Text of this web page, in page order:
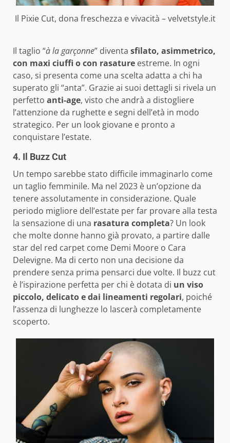
Il Pixie Cut, dona freschezza e vivacità – velvetstyle.it
Il taglio “à lagarçonne” diventa sfilato, asimmetrico,
con maxi ciuffi o con rasature estreme. In ogni
caso, si presenta come una scelta adatta a chi ha
superato gli “anta”. Grazie ai suoi dettagli si rivela un
perfetto anti-age, visto che andrà a distogliere
l’attenzione da rughette e segni dell’età in modo
strategico. Per un look giovane e pronto a
conquistare l’estate.
4. Il Buzz Cut
Un tempo sarebbe stato difficile immaginarlo come
un taglio femminile. Ma nel 2023 è un’opzione da
tenere assolutamente in considerazione. Quale
periodo migliore dell’estate per far provare alla testa
la sensazione di una rasatura completa? Un look
che molte donne hanno già provato, a partire dalle
star del red carpet come Demi Moore o Cara
Delevigne. Ma di certo non una decisione da
prendere senza prima pensarci due volte. Il buzz cut
è l’ispirazione perfetta per chi è dotata di un viso
piccolo, delicato e dai lineamenti regolari, poiché
l’assenza di lunghezze lo lascerà completamente
scoperto.